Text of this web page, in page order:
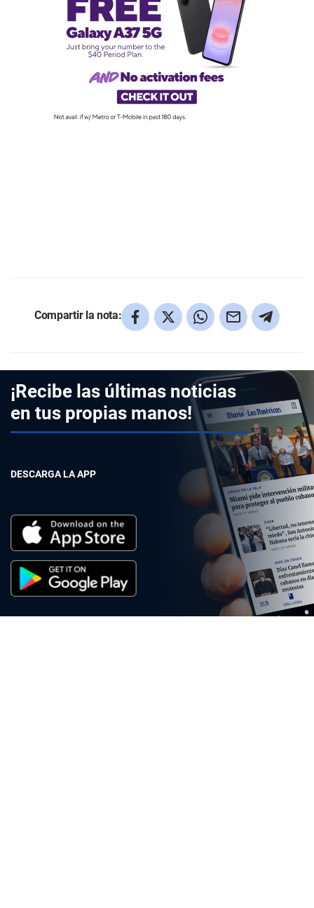
Compartir la nota:
¡Recibe las últimas noticias
en tus propias manos!
DESCARGA LA APP